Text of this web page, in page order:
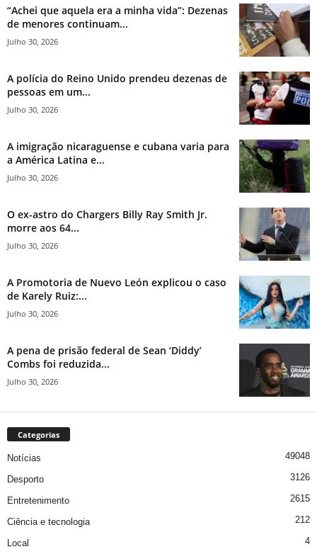
“Achei que aquela era a minha vida”: Dezenas
de menores continuam...
Julho 30, 2026
A polícia do Reino Unido prendeu dezenas de
pessoas em um...
Julho 30, 2026
A imigração nicaraguense e cubana varia para
a América Latina e...
Julho 30, 2026
O ex-astro do Chargers Billy Ray Smith Jr.
morre aos 64...
Julho 30, 2026
A Promotoria de Nuevo León explicou o caso
de Karely Ruiz:...
Julho 30, 2026
A pena de prisão federal de Sean ‘Diddy’
Combs foi reduzida...
Julho 30, 2026
Categorias
Notícias 49048
Desporto 3126
Entretenimento 2615
Ciência e tecnologia 212
Local 4